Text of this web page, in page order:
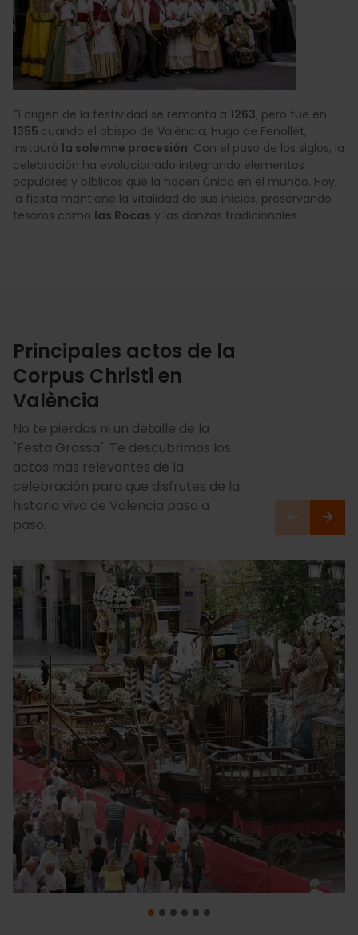
El origen de la festividad se remonta a 1263, pero fue en
1355 cuando el obispo de València, Hugo de Fenollet,
instauró la solemne procesión. Con el paso de los siglos, la
celebración ha evolucionado integrando elementos
populares y bíblicos que la hacen única en el mundo. Hoy,
la fiesta mantiene la vitalidad de sus inicios, preservando
tesoros como las Rocas y las danzas tradicionales.
Principales actos de la
Corpus Christi en
València
No te pierdas ni un detalle de la
"Festa Grossa". Te descubrimos los
actos más relevantes de la
celebración para que disfrutes de la
historia viva de Valencia paso a
paso.